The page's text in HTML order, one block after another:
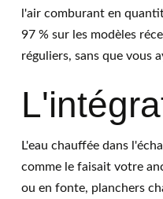
l'air comburant en
97 % sur les modèles
réguliers, sans que vous
L'eau chauffée dans
comme le faisait votre
ou en fonte, planchers